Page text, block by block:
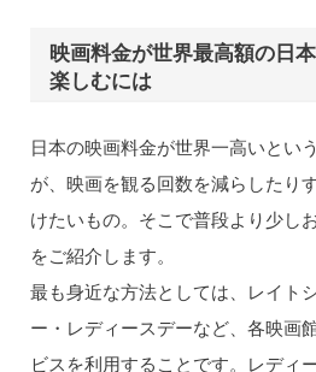
映画料金が世界最高額の日
楽しむには
日本の映画料金が世界一高いとい
が、映画を観る回数を減らしたり
けたいもの。そこで普段より少し
をご紹介します。
最も身近な方法としては、レイト
ー・レディースデーなど、各映画
ビスを利用することです。レディ